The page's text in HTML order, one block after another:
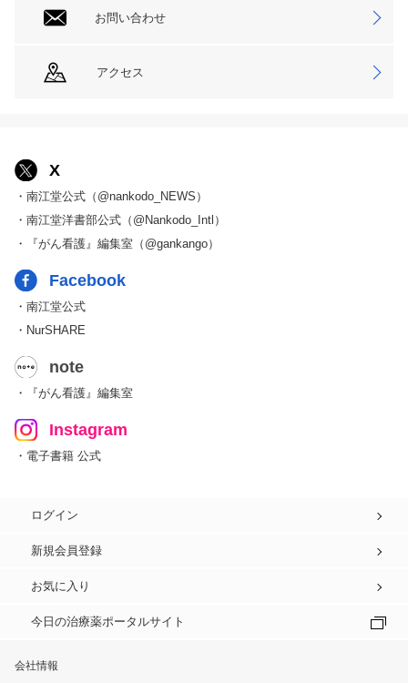
お問い合わせ
アクセス
X
・南江堂公式（@nankodo_NEWS）
・南江堂洋書部公式（@Nankodo_Intl）
・『がん看護』編集室（@gankango）
Facebook
・南江堂公式
・NurSHARE
note
・『がん看護』編集室
Instagram
・電子書籍 公式
ログイン
新規会員登録
お気に入り
今日の治療薬ポータルサイト
会社情報